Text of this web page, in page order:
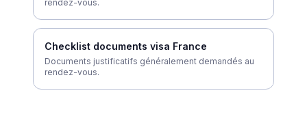
rendez-vous.
Checklist documents visa France
Documents justificatifs généralement demandés au
rendez-vous.